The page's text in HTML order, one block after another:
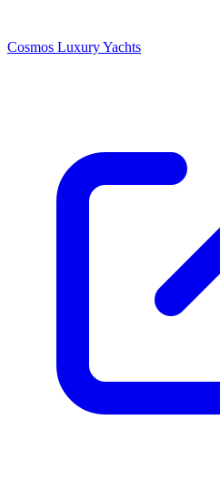
Cosmos Luxury Yachts